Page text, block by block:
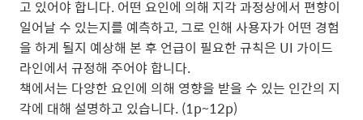
고 있어야 합니다. 어떤 요인에 의해 지각 과정상에서 편향이
일어날 수 있는지를 예측하고, 그로 인해 사용자가 어떤 경험
을 하게 될지 예상해 본 후 언급이 필요한 규칙은 UI 가이드
라인에서 규정해 주어야 합니다.
책에서는 다양한 요인에 의해 영향을 받을 수 있는 인간의 지
각에 대해 설명하고 있습니다. (1p~12p)